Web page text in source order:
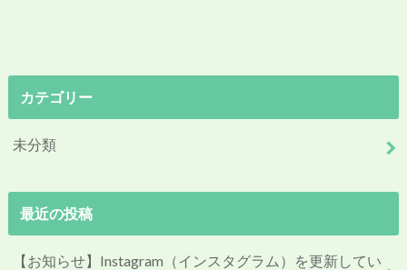
カテゴリー
未分類
最近の投稿
【お知らせ】Instagram（インスタグラム）を更新してい